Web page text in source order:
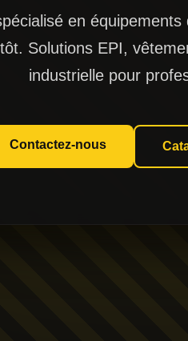
en
Solutions EPI,
industrielle pour
Contactez-nous